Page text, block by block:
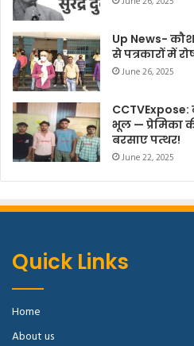
Up News-
से पत्रकारों में
June 26, 2025
भूल — प्रेमिका
बरसाए पत्थर!
June 22, 2025
Quick Links
Home
About us